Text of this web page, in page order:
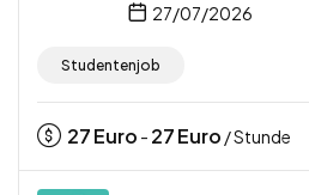
27/07/2026
Studentenjob
27Euro - 27Euro / Stunde